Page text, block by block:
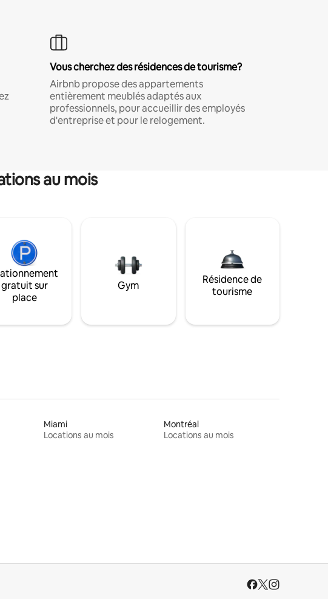
Vous cherchez des résidences de tourisme?
Airbnb propose des appartements
entièrement meublés adaptés aux
professionnels, pour accueillir des employés
d'entreprise et pour le relogement.
au mois
gratuit sur
place
Gym
Résidence de
tourisme
Miami
Locations au mois
Montréal
Locations au mois